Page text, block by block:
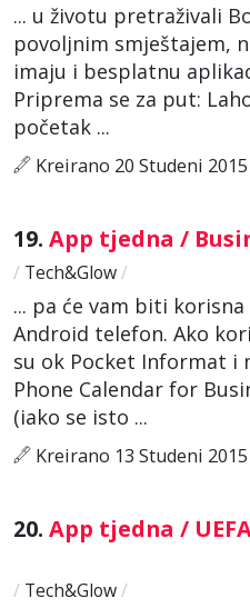
... u životu pretraživali
povoljnim smještajem,
imaju i besplatnu
Priprema se za put:
početak ...
Kreirano 20 Studeni 2015
19. App tjedna /
/ Tech&Glow/
... pa će vam biti
Android telefon. Ako
su ok Pocket Informat i
Phone Calendar for
(iako se isto ...
Kreirano 13 Studeni 2015
20. App tjedna /
/ Tech&Glow/